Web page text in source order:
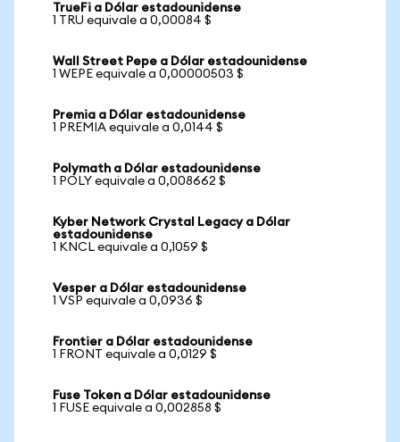
TrueFi a Dólar estadounidense
1 TRU equivale a 0,00084 $
Wall Street Pepe a Dólar estadounidense
1 WEPE equivale a 0,00000503 $
Premia a Dólar estadounidense
1 PREMIA equivale a 0,0144 $
Polymath a Dólar estadounidense
1 POLY equivale a 0,008662 $
Kyber Network Crystal Legacy a Dólar
estadounidense
1 KNCL equivale a 0,1059 $
Vesper a Dólar estadounidense
1 VSP equivale a 0,0936 $
Frontier a Dólar estadounidense
1 FRONT equivale a 0,0129 $
Fuse Token a Dólar estadounidense
1 FUSE equivale a 0,002858 $